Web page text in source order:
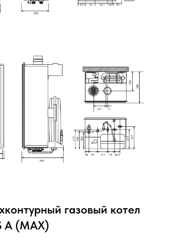
газовый котел
A (MAX)